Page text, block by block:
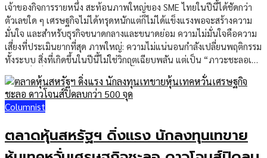
ผิดปกติ สิ่งสำคัญคือ “หยุดทันที” และลดความร้อนของร่างกายให้เร็วที่สุด
วิธีรับมือเบื้องต้น หน้าร้อนนี้ อย่าคิดว่าแค่เพลีย ฮีทสโตรกเป็นโรคที่อาจ
เริ่มจากอาการเล็กน้อย แต่จบลงรุนแรงได้ในเวลาไม่นาน สิ่งสำคัญไม่ใช่แค่
รู้ว่าโรคนี้คืออะไร แต่ต้องรู้ด้วยว่า ใครเสี่ยง อาการแบบไหนอันตราย และ
ป้องกันอย่างไร เพราะในวันที่อากาศร้อนจัด […]
เจ้าของกิจการรายหนึ่ง สะท้อนภาพใหญ่ของ SME ไทยในปีนี้ได้ชัดกว่า
ตัวเลขใด ๆ เศรษฐกิจไม่ได้ทรุดหนักแต่ก็ไม่ได้แข็งแรงพอจะสร้างความ
มั่นใจ และสำหรับธุรกิจขนาดกลางและขนาดย่อม ความไม่มั่นใจคือความ
เสี่ยงที่ประเมินยากที่สุด ภาพใหญ่: ความไม่แน่นอนกำลังเปลี่ยนพฤติกรรม
ทั้งระบบ สิ่งที่เกิดขึ้นในปีนี้ไม่ใช่วิกฤตเฉียบพลัน แต่เป็น “ภาวะชะลอเชิง
ความเชื่อมั่น” กลไกมันทำงานแบบนี้: ผลลัพธ์คือเศรษฐกิจไม่หยุด แต่ไม่
เร่ง สำหรับ SME ปัญหาไม่ได้อยู่ที่ยอดขายลดทันที แต่อยู่ที่ “ความเร็วใน
การหมุนเงิน” และนี่คือจุดที่ธุรกิจจำนวนมากประเมินพลาด จุดเปราะบาง
ที่เจ้าของกิจการต้องคำนวณทันที ถ้าคุณเป็นเจ้าของธุรกิจ ลองตอบ
คำถามเหล่านี้ 1. Cash Buffer คุณมีกี่เดือน? ถ้ายอดขายลดลง 20% วันนี้
ธุรกิจคุณยังอยู่ได้กี่เดือนโดยไม่กู้เพิ่ม? มาตรฐานปลอดภัยในภาวะไม่
แน่นอนคือ อย่างน้อย 6 เดือนของค่าใช้จ่ายคงที่ ถ้าน้อยกว่า 3 เดือน
Columnist
ตลาดหุ้นสหรัฐฯ ดิ่งแรง นักลงทุนเทขาย